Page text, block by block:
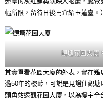
幅所限，留待日後再介紹玉蓮臺。）
觀塘花園大廈
其實單看花園大廈的外表，實在難
過50年的樓齡，可說是見證住觀
頭角站遠觀花園大廈，以為樓宇